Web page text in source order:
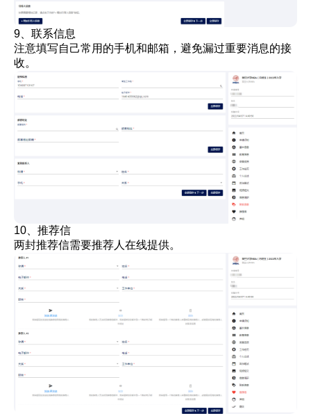
9、联系信息
注意填写自己常用的手机和邮箱，避免漏过重要消息的接
收。
10、推荐信
两封推荐信需要推荐人在线提供。